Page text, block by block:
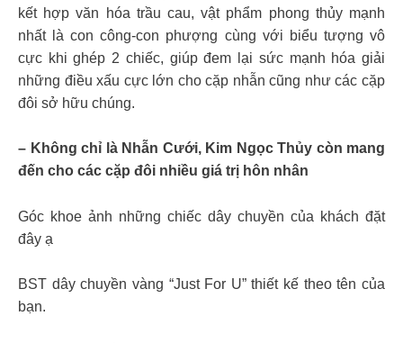
kết hợp văn hóa trầu cau, vật phẩm phong thủy mạnh
nhất là con công-con phượng cùng với biểu tượng vô
cực khi ghép 2 chiếc, giúp đem lại sức mạnh hóa giải
những điều xấu cực lớn cho cặp nhẫn cũng như các cặp
đôi sở hữu chúng.
– Không chỉ là Nhẫn Cưới, Kim Ngọc Thủy còn mang
đến cho các cặp đôi nhiều giá trị hôn nhân
Góc khoe ảnh những chiếc dây chuyền của khách đặt
đây ạ
BST dây chuyền vàng “Just For U” thiết kế theo tên của
bạn.